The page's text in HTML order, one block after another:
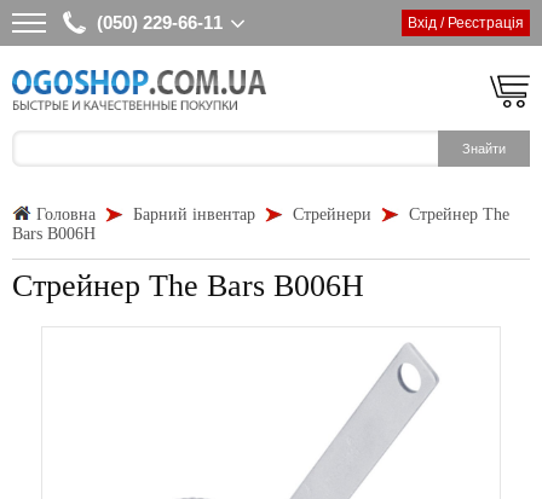
(050) 229-66-11 Вхід / Реєстрація
Головна Барний інвентар Стрейнери
Стрейнер The
Bars B006H
Стрейнер The Bars B006H